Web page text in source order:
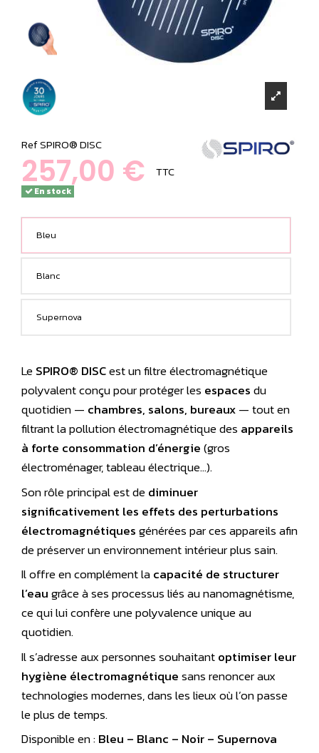
RefSPIRO® DISC
257,00 € TTC
En stock
Bleu
Blanc
Supernova
LeSPIRO® DISCest un filtre électromagnétique
polyvalent conçu pour protéger les espacesdu
quotidien — chambres, salons, bureaux— tout en
filtrant la pollution électromagnétique des appareils
à forte consommation d’énergie(gros
électroménager, tableau électrique…).
Son rôle principal est dediminuer
significativement les effets des perturbations
électromagnétiquesgénérées par ces appareils afin
de préserver un environnement intérieur plus sain.
Il offre en complément lacapacité de structurer
l’eaugrâce à ses processus liés au nanomagnétisme,
ce qui lui confère une polyvalence unique au
quotidien.
Il s’adresse aux personnes souhaitantoptimiser leur
hygiène électromagnétiquesans renoncer aux
technologies modernes, dans les lieux où l’on passe
le plus de temps.
Disponible en :Bleu – Blanc – Noir – Supernova